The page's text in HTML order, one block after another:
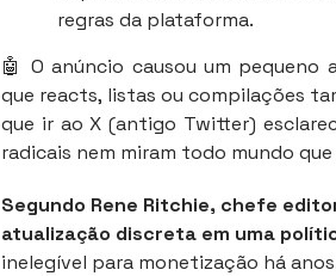
regras da plataforma.
🤖 O anúncio causou um
que reacts, listas ou compilações
que ir ao X (antigo Twitter)
radicais nem miram todo mundo
Segundo Rene Ritchie, chefe
atualização discreta em uma
inelegível para monetização há